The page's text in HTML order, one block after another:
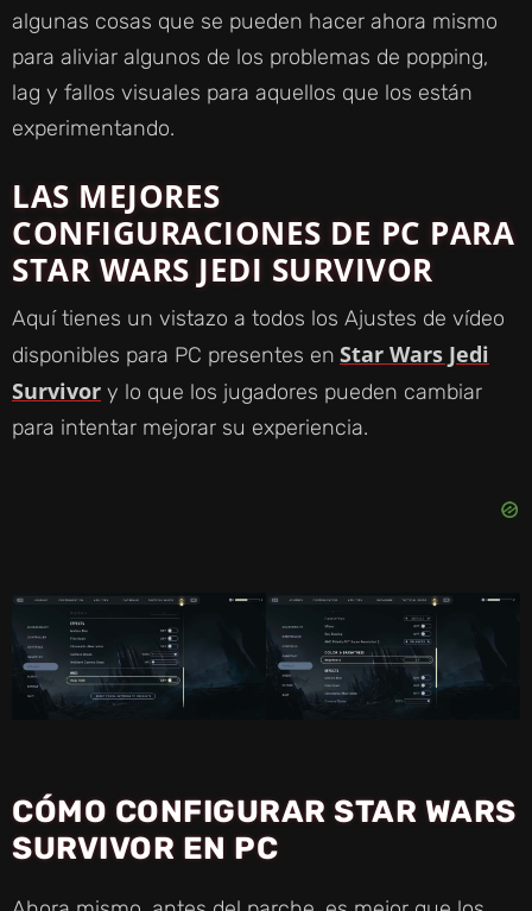
algunas cosas que se pueden hacer ahora mismo
para aliviar algunos de los problemas de popping,
lag y fallos visuales para aquellos que los están
experimentando.
LAS MEJORES
CONFIGURACIONES DE PC PARA
STAR WARS JEDI SURVIVOR
Aquí tienes un vistazo a todos los Ajustes de vídeo
disponibles para PC presentes en Star Wars Jedi
Survivor y lo que los jugadores pueden cambiar
para intentar mejorar su experiencia.
CÓMO CONFIGURAR STAR WARS
SURVIVOR EN PC